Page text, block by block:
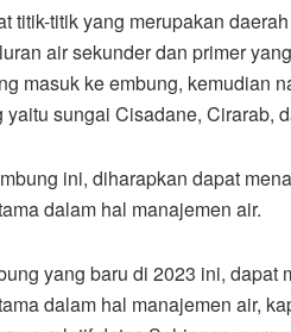
titik-titik yang merupakan
air sekunder dan primer
masuk ke embung, kemudian
sungai Cisadane, Cirarab,
ini, diharapkan dapat
dalam hal manajemen air.
yang baru di 2023 ini, dapat
dalam hal manajemen air,